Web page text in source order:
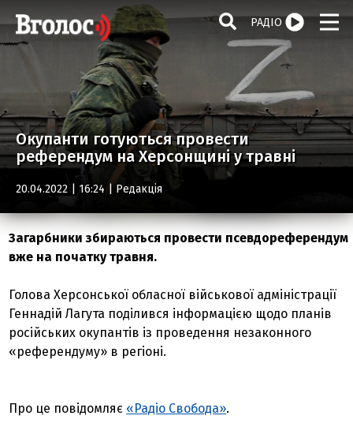
РАДІО
Окупанти готуються провести
референдум на Херсонщині у травні
20.04.2022 | 16:24 | Редакція
Загарбники збираються провести псевдореферендум
вже на початку травня.
Голова Херсонської обласної військової адміністрації
Геннадій Лагута поділився інформацією щодо планів
російських окупантів із проведення незаконного
«референдуму» в регіоні.
Про це повідомляє «Радіо Свобода».